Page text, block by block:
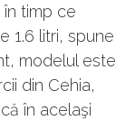
în timp ce
1.6 litri, spune
modelul este
din Cehia,
în acelaşi